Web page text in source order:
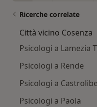
Ricerche correlate
Città vicino Cosenza
Psicologi a Lamezia
Psicologi a Rende
Psicologi a
Psicologi a Paola